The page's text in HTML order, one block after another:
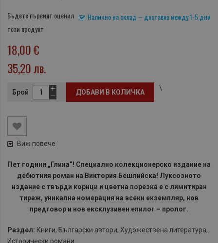
Налично на склад – доставка между 1-5 дни
Бъдете първият оценил
този продукт
18,00 €
35,20 лв.
Брой ДОБАВИ В КОЛИЧКА
\
Виж повече
Пет години „Глина“! Специално колекционерско издание на
дебютния роман на Виктория Бешлийска! Луксозното
издание с твърди корици и цветна порезка е с лимитиран
тираж, уникална номерация на всеки екземпляр, нов
предговор и нов ексклузивен епилог – пролог.
Раздел: Книги, Български автори, Художествена литература,
Исторически романи